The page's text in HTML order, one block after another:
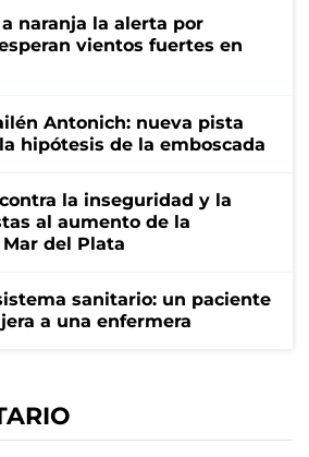
naranja la alerta por
vientos fuertes en
Antonich: nueva pista
hipótesis de la emboscada
la inseguridad y la
al aumento de la
del Plata
sanitario: un paciente
a una enfermera